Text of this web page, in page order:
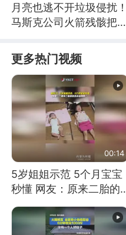
月亮也逃不开垃圾侵扰！
马斯克公司火箭残骸把月
更多热门视频
00:14
5岁姐姐示范 5个月宝宝
秒懂 网友：原来二胎的